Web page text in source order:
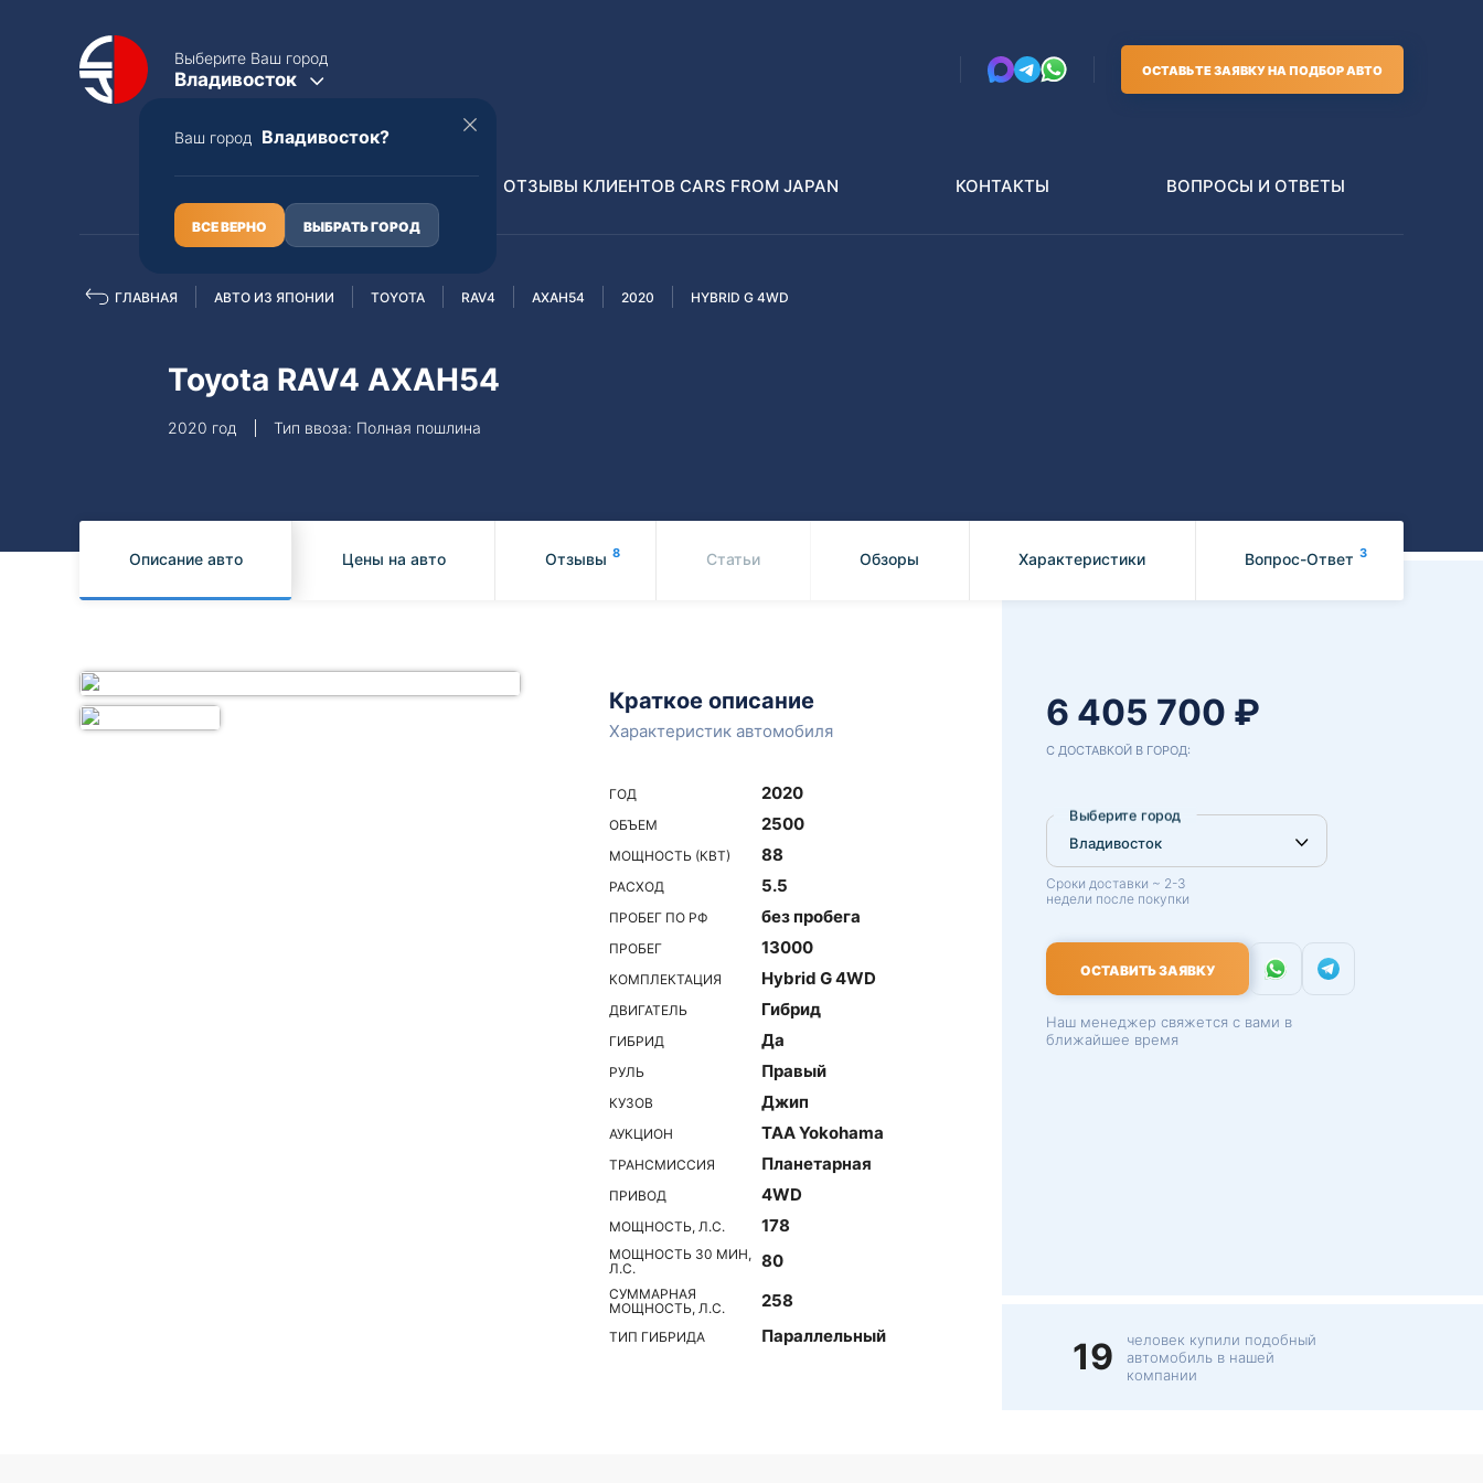
Выберите Ваш город
Владивосток
Ваш город Владивосток?
ВСЕ ВЕРНО ВЫБРАТЬ ГОРОД
ОСТАВЬТЕ ЗАЯВКУ НА ПОДБОР АВТО
Полная пошлина
Subaru
Распилы и конструкторы
ОТЗЫВЫ КЛИЕНТОВ CARS FROM JAPAN КОНТАКТЫ ВОПРОСЫ И ОТВЕТЫ
ГЛАВНАЯ АВТО ИЗ ЯПОНИИ TOYOTA RAV4 AXAH54 2020 HYBRID G 4WD
Toyota RAV4 AXAH54
2020 год Тип ввоза: Полная пошлина
Описание авто Цены на авто Отзывы 8 Статьи Обзоры Характеристики Вопрос-Ответ 3
Краткое описание
Характеристик автомобиля
ГОД 2020
ОБЪЕМ 2500
МОЩНОСТЬ (КВТ) 88
РАСХОД 5.5
ПРОБЕГ ПО РФ без пробега
ПРОБЕГ 13000
КОМПЛЕКТАЦИЯ Hybrid G 4WD
ДВИГАТЕЛЬ Гибрид
ГИБРИД Да
РУЛЬ Правый
КУЗОВ Джип
АУКЦИОН TAA Yokohama
ТРАНСМИССИЯ Планетарная
ПРИВОД 4WD
МОЩНОСТЬ, Л.С. 178
МОЩНОСТЬ 30 МИН,
Л.С.
80
СУММАРНАЯ
МОЩНОСТЬ, Л.С.
258
ТИП ГИБРИДА Параллельный
6 405 700 ₽
С ДОСТАВКОЙ В ГОРОД:
Выберите город
Сроки доставки ~ 2-3
недели после покупки
ОСТАВИТЬ ЗАЯВКУ
Наш менеджер свяжется с вами в
ближайшее время
19
человек купили подобный
автомобиль в нашей
компании